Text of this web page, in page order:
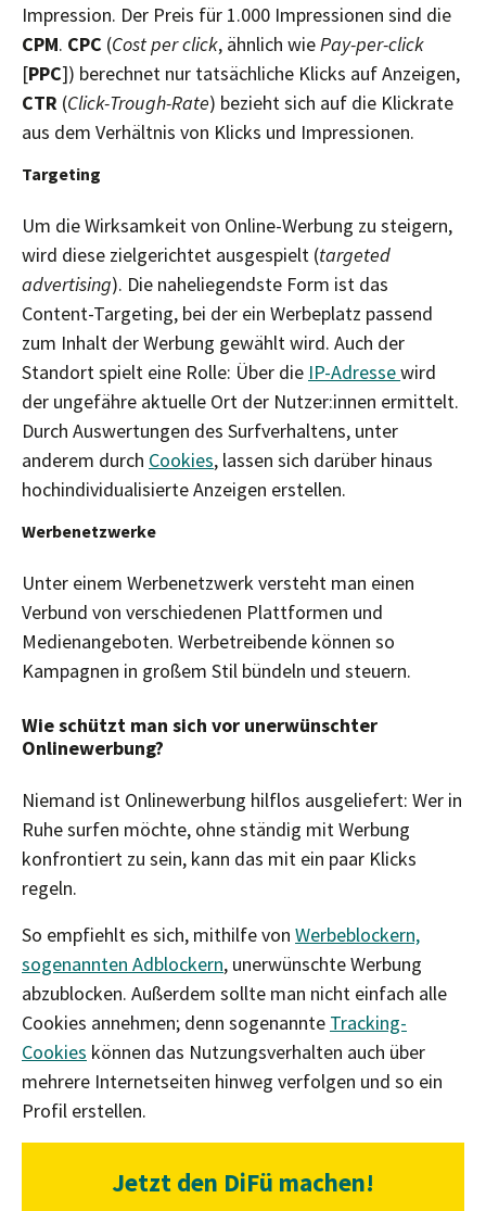
Impression. Der Preis für 1.000 Impressionen sind die
CPM. CPC (Cost per click, ähnlich wiePay-per-click
[PPC]) berechnet nur tatsächliche Klicks auf Anzeigen,
CTR (Click-Trough-Rate) bezieht sich auf die Klickrate
aus dem Verhältnis von Klicks und Impressionen.
Targeting
Um die Wirksamkeit von Online-Werbung zu steigern,
wird diese zielgerichtet ausgespielt (targeted
advertising). Die naheliegendste Form ist das
Content-Targeting, bei der ein Werbeplatz passend
zum Inhalt der Werbung gewählt wird. Auch der
Standort spielt eine Rolle: Über die IP-Adressewird
der ungefähre aktuelle Ort der Nutzer:innen ermittelt.
Durch Auswertungen des Surfverhaltens, unter
anderem durch Cookies, lassen sich darüber hinaus
hochindividualisierte Anzeigen erstellen.
Werbenetzwerke
Unter einem Werbenetzwerk versteht man einen
Verbund von verschiedenen Plattformen und
Medienangeboten. Werbetreibende können so
Kampagnen in großem Stil bündeln und steuern.
Wie schützt man sich vor unerwünschter
Onlinewerbung?
Niemand ist Onlinewerbung hilflos ausgeliefert: Wer in
Ruhe surfen möchte, ohne ständig mit Werbung
konfrontiert zu sein, kann das mit ein paar Klicks
regeln.
So empfiehlt es sich, mithilfe von Werbeblockern,
sogenannten Adblockern, unerwünschte Werbung
abzublocken. Außerdem sollte man nicht einfach alle
Cookies annehmen; denn sogenannte Tracking-
Cookies können das Nutzungsverhalten auch über
mehrere Internetseiten hinweg verfolgen und so ein
Profil erstellen.
Jetzt den DiFü machen!